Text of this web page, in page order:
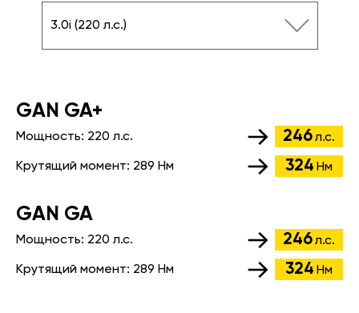
3.0i (220 л.с.)
GАN GA+
Мощность: 220 л.с. 246л.с.
Крутящий момент: 289 Нм 324 Нм
GАN GA
Мощность: 220 л.с. 246л.с.
Крутящий момент: 289 Нм 324 Нм